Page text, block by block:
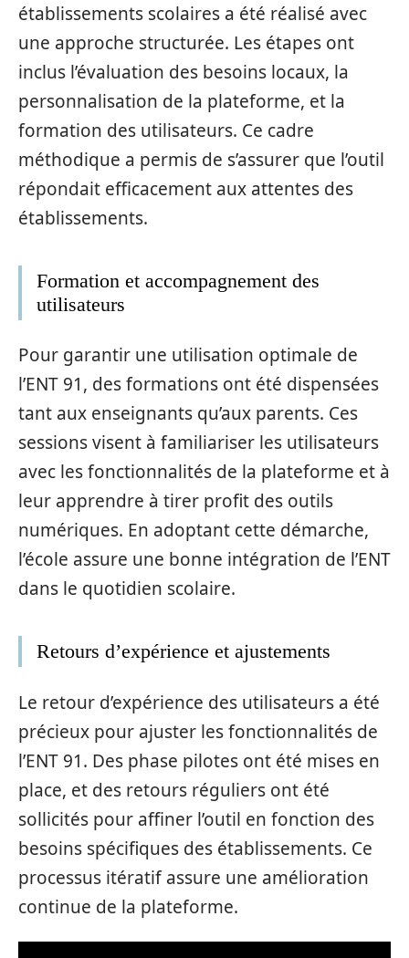
établissements scolaires a été réalisé avec
une approche structurée. Les étapes ont
inclus l’évaluation des besoins locaux, la
personnalisation de la plateforme, et la
formation des utilisateurs. Ce cadre
méthodique a permis de s’assurer que l’outil
répondait efficacement aux attentes des
établissements.
Formation et accompagnement des
utilisateurs
Pour garantir une utilisation optimale de
l’ENT 91, des formations ont été dispensées
tant aux enseignants qu’aux parents. Ces
sessions visent à familiariser les utilisateurs
avec les fonctionnalités de la plateforme et à
leur apprendre à tirer profit des outils
numériques. En adoptant cette démarche,
l’école assure une bonne intégration de l’ENT
dans le quotidien scolaire.
Retours d’expérience et ajustements
Le retour d’expérience des utilisateurs a été
précieux pour ajuster les fonctionnalités de
l’ENT 91. Des phase pilotes ont été mises en
place, et des retours réguliers ont été
sollicités pour affiner l’outil en fonction des
besoins spécifiques des établissements. Ce
processus itératif assure une amélioration
continue de la plateforme.